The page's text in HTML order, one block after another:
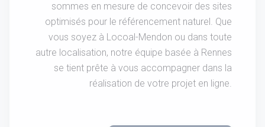
sommes en mesure de concevoir des sites
optimisés pour le référencement naturel. Que
vous soyez à Locoal-Mendon ou dans toute
autre localisation, notre équipe basée à Rennes
se tient prête à vous accompagner dans la
réalisation de votre projet en ligne.